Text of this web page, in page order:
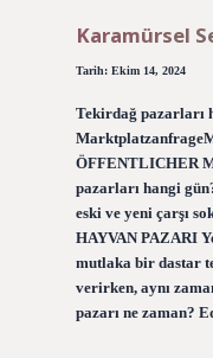
Karamürsel
Tarih: Ekim 14, 2024
Tekirdağ pazarları
ÖFFENTLICHER
pazarları hangi
eski ve yeni çarşı
HAYVAN PAZARI
mutlaka bir dastar
verirken, aynı
pazarı ne zaman?